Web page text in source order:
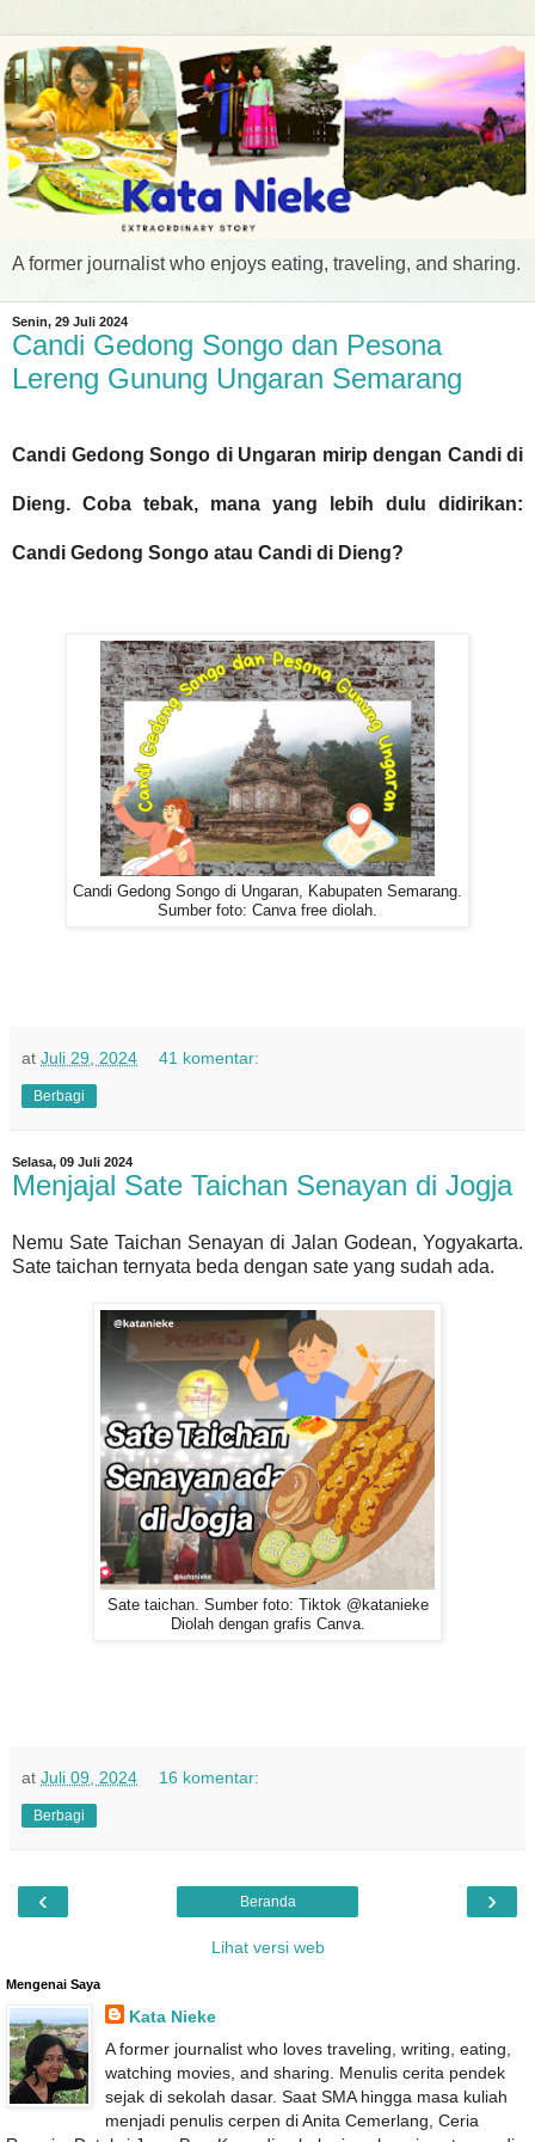
A former journalist who enjoys eating, traveling, and sharing.
Senin, 29 Juli 2024
Candi Gedong Songo dan Pesona
Lereng Gunung Ungaran Semarang
Candi Gedong Songo di Ungaran mirip dengan Candi di
Dieng. Coba tebak, mana yang lebih dulu didirikan:
Candi Gedong Songo atau Candi di Dieng?
Candi Gedong Songo di Ungaran, Kabupaten Semarang.
Sumber foto: Canva free diolah.
at Juli 29, 2024 41 komentar:
Berbagi
Selasa, 09 Juli 2024
Menjajal Sate Taichan Senayan di Jogja
Nemu Sate Taichan Senayan di Jalan Godean, Yogyakarta.
Sate taichan ternyata beda dengan sate yang sudah ada.
Sate taichan. Sumber foto: Tiktok @katanieke
Diolah dengan grafis Canva.
at Juli 09, 2024 16 komentar:
Berbagi
‹ ›
Beranda
Lihat versi web
Mengenai Saya
Kata Nieke
A former journalist who loves traveling, writing, eating,
watching movies, and sharing. Menulis cerita pendek
sejak di sekolah dasar. Saat SMA hingga masa kuliah
menjadi penulis cerpen di Anita Cemerlang, Ceria